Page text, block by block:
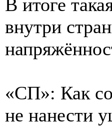
В итоге
внутри
«СП»: Как
не нанести